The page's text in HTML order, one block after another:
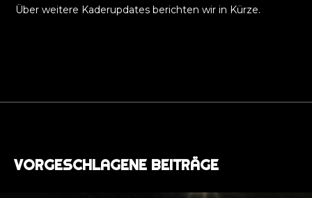
Über weitere Kaderupdates berichten wir in Kürze.
VORGESCHLAGENE BEITRÄGE